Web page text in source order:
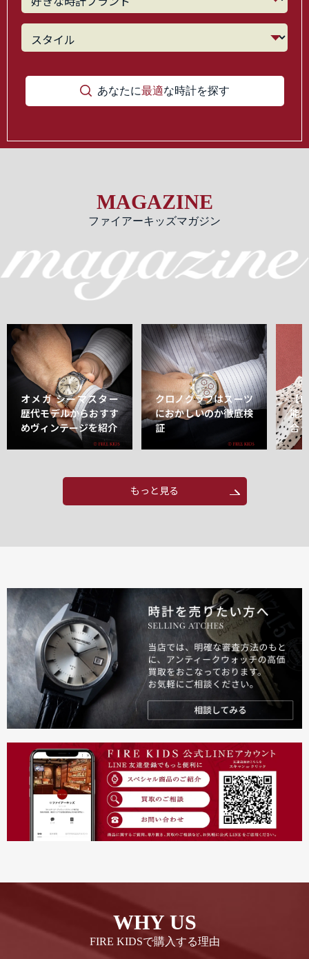
あなたに最適な時計を探す
MAGAZINE
ファイアーキッズマガジン
オメガ シーマスター
歴代モデルからおすす
めヴィンテージを紹介
クロノグラフはスーツ
におかしいのか徹底検
証
【
能
合
もっと見る
WHY US
FIRE KIDSで購入する理由